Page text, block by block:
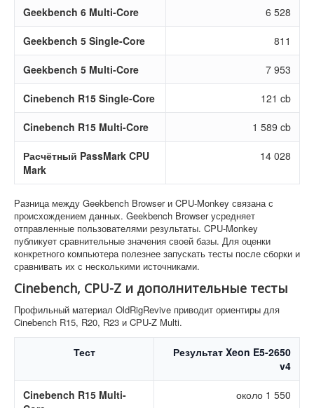
Geekbench 6 Multi-Core 6 528
Geekbench 5 Single-Core 811
Geekbench 5 Multi-Core 7 953
Cinebench R15 Single-Core 121 cb
Cinebench R15 Multi-Core 1 589 cb
Расчётный PassMark CPU
Mark
14 028
Разница между Geekbench Browser и CPU-Monkey связана с
происхождением данных. Geekbench Browser усредняет
отправленные пользователями результаты. CPU-Monkey
публикует сравнительные значения своей базы. Для оценки
конкретного компьютера полезнее запускать тесты после сборки и
сравнивать их с несколькими источниками.
Cinebench, CPU-Z и дополнительные тесты
Профильный материал OldRigRevive приводит ориентиры для
Cinebench R15, R20, R23 и CPU-Z Multi.
Тест
Результат Xeon E5-2650
v4
Cinebench R15 Multi-
около 1 550